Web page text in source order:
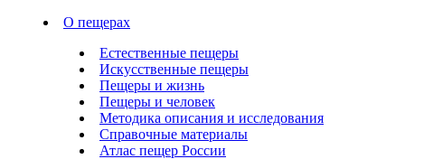
О пещерах
Естественные пещеры
Искусственные пещеры
Пещеры и жизнь
Пещеры и человек
Методика описания и исследования
Справочные материалы
Атлас пещер России